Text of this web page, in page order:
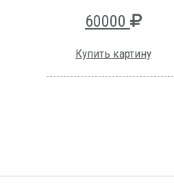
60000
Купить картину